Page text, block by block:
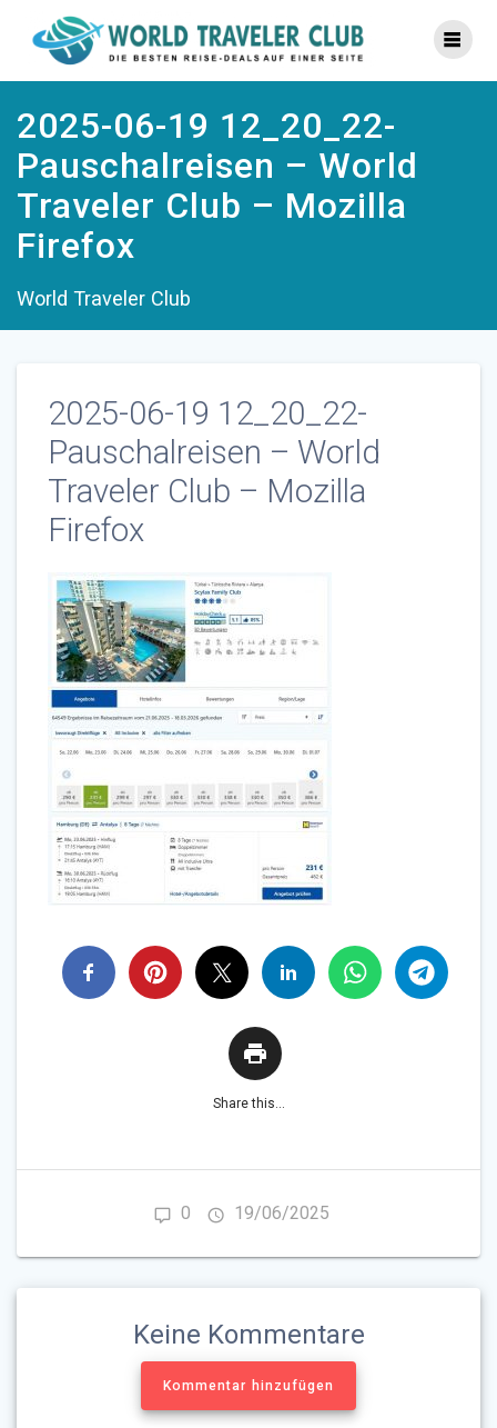
Inhalt
springen
2025-06-19 12_20_22-
Pauschalreisen – World
Traveler Club – Mozilla
Firefox
World Traveler Club
2025-06-19 12_20_22-
Pauschalreisen – World
Traveler Club – Mozilla
Firefox
Share this...
0 19/06/2025
Keine Kommentare
Kommentar hinzufügen